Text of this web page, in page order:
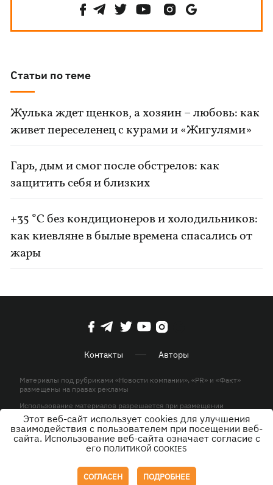
Статьи по теме
Жулька ждет щенков, а хозяин – любовь: как
живет переселенец с курами и «Жигулями»
Гарь, дым и смог после обстрелов: как
защитить себя и близких
+35 °C без кондиционеров и холодильников:
как киевляне в былые времена спасались от
жары
Контакты Авторы
Материалы под рубриками «Новости компании», «PR» и «Факт»
размещены на правах рекламы
Использование материалов разрешается при размещении
активной гиперссылки на KP.UA в первом абзаце.
© ООО «ЮЛАВ МЕДИА»,2026. Все права защищены.
Этот веб-сайт использует cookies для улучшения
взаимодействия с пользователем при посещении веб-
сайта. Использование веб-сайта означает согласие с
его ПОЛИТИКОЙ COOKIES
СОГЛАСЕН ПОДРОБНЕЕ